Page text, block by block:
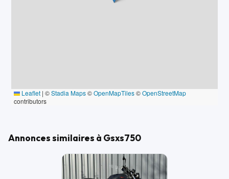
Leaflet | ©Stadia Maps©OpenMapTiles©OpenStreetMap
contributors
Annonces similaires à Gsxs750